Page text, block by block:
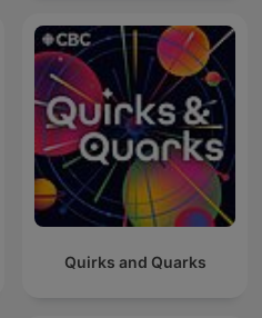
Quirks and Quarks